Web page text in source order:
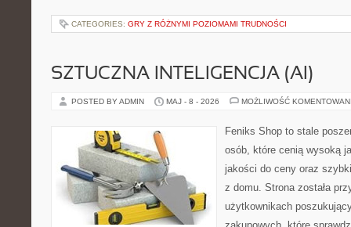
CATEGORIES: GRY Z RÓŻNYMI POZIOMAMI TRUDNOŚCI
SZTUCZNA INTELIGENCJA (AI)
POSTED BY ADMIN MAJ - 8 - 2026 MOŻLIWOŚĆ
Feniks Shop to stale
osób, które cenią wysoką
jakości do ceny oraz
z domu. Strona została
użytkownikach